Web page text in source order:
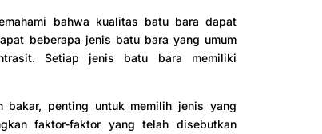
bahwa kualitas batu bara dapat
beberapa jenis batu bara yang umum
Setiap jenis batu bara memiliki
bakar, penting untuk memilih jenis yang
faktor-faktor yang telah disebutkan